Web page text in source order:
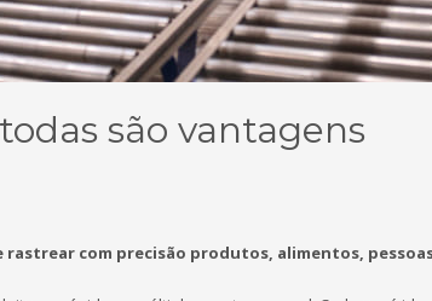
são vantagens
com precisão produtos, alimentos,